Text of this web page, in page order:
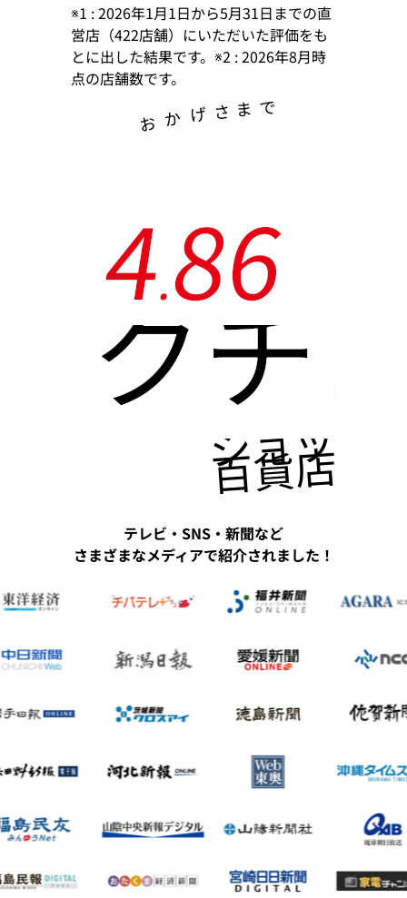
※1 : 2026年1月1日から5月31日までの直
営店（422店舗）にいただいた評価をも
とに出した結果です。※2 : 2026年8月時
点の店舗数です。
お か げ さ ま で
4.
86
クチ
ショッピ
百貨店に
テレビ・SNS・新聞など
さまざまなメディアで紹介されました！